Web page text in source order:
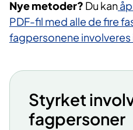
Nye metoder? Du kan
PDF-fil med alle de fire
fagpersonene involveres
Styrket
fagpersoner